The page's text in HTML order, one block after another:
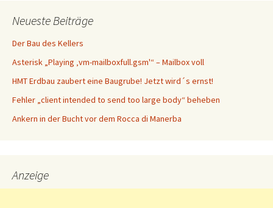
Neueste Beiträge
Der Bau des Kellers
Asterisk „Playing ‚vm-mailboxfull.gsm'“ – Mailbox voll
HMT Erdbau zaubert eine Baugrube! Jetzt wird´s ernst!
Fehler „client intended to send too large body“ beheben
Ankern in der Bucht vor dem Rocca di Manerba
Anzeige